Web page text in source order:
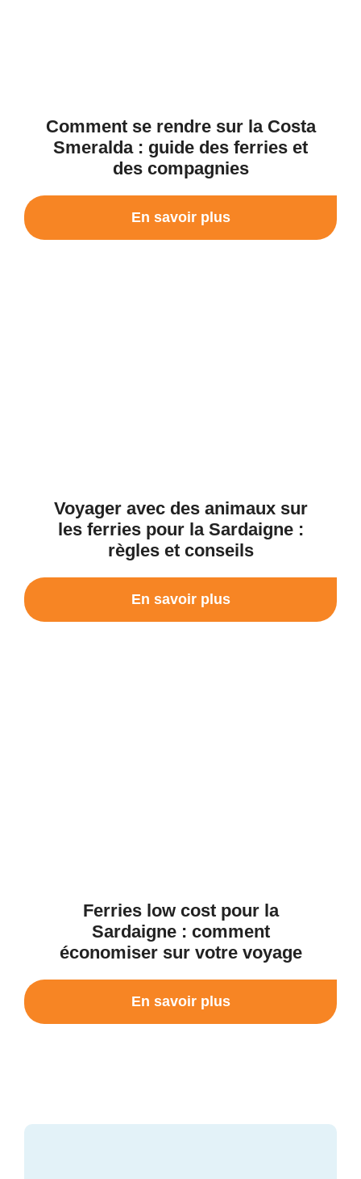
Comment se rendre sur la Costa
Smeralda : guide des ferries et
des compagnies
En savoir plus
Voyager avec des animaux sur
les ferries pour la Sardaigne :
règles et conseils
En savoir plus
Ferries low cost pour la
Sardaigne : comment
économiser sur votre voyage
En savoir plus